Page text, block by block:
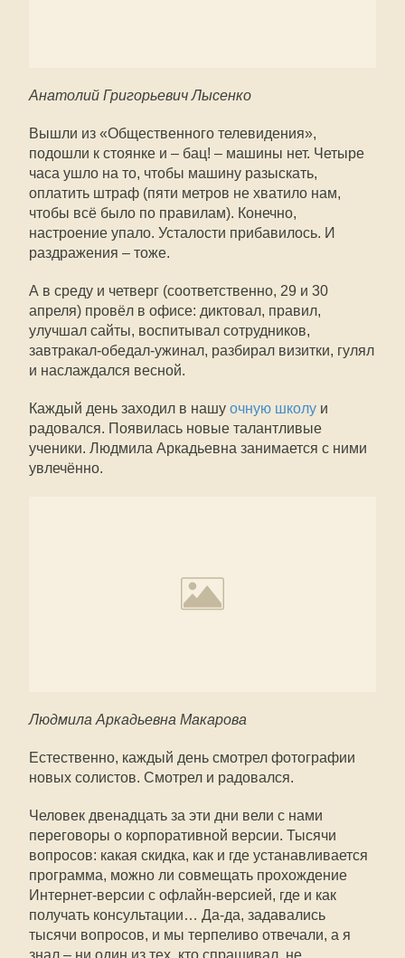
Анатолий Григорьевич Лысенко
Вышли из «Общественного телевидения»,
подошли к стоянке и – бац! – машины нет. Четыре
часа ушло на то, чтобы машину разыскать,
оплатить штраф (пяти метров не хватило нам,
чтобы всё было по правилам). Конечно,
настроение упало. Усталости прибавилось. И
раздражения – тоже.
А в среду и четверг (соответственно, 29 и 30
апреля) провёл в офисе: диктовал, правил,
улучшал сайты, воспитывал сотрудников,
завтракал-обедал-ужинал, разбирал визитки, гулял
и наслаждался весной.
Каждый день заходил в нашу очную школу и
радовался. Появилась новые талантливые
ученики. Людмила Аркадьевна занимается с ними
увлечённо.
Людмила Аркадьевна Макарова
Естественно, каждый день смотрел фотографии
новых солистов. Смотрел и радовался.
Человек двенадцать за эти дни вели с нами
переговоры о корпоративной версии. Тысячи
вопросов: какая скидка, как и где устанавливается
программа, можно ли совмещать прохождение
Интернет-версии с офлайн-версией, где и как
получать консультации… Да-да, задавались
тысячи вопросов, и мы терпеливо отвечали, а я
знал – ни один из тех, кто спрашивал, не